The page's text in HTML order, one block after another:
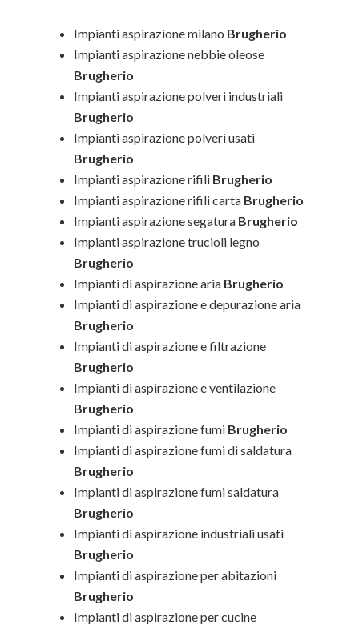
Impianti aspirazione milano Brugherio
Impianti aspirazione nebbie oleose
Brugherio
Impianti aspirazione polveri industriali
Brugherio
Impianti aspirazione polveri usati
Brugherio
Impianti aspirazione rifili Brugherio
Impianti aspirazione rifili carta Brugherio
Impianti aspirazione segatura Brugherio
Impianti aspirazione trucioli legno
Brugherio
Impianti di aspirazione aria Brugherio
Impianti di aspirazione e depurazione aria
Brugherio
Impianti di aspirazione e filtrazione
Brugherio
Impianti di aspirazione e ventilazione
Brugherio
Impianti di aspirazione fumi Brugherio
Impianti di aspirazione fumi di saldatura
Brugherio
Impianti di aspirazione fumi saldatura
Brugherio
Impianti di aspirazione industriali usati
Brugherio
Impianti di aspirazione per abitazioni
Brugherio
Impianti di aspirazione per cucine